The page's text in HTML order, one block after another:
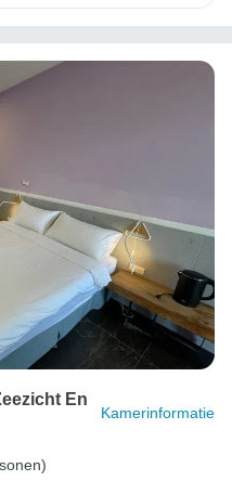
En
Kamerinformatie